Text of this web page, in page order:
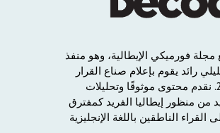
مجلة فورميكي الإيطالية، وهو منفذ
رائد يقوم بإعلام صناع القرار
نقدم محتوى موثوقًا وتحليلات
من منظور إيطاليا الفريد كمفترق
القراء الناطقين باللغة الإنجليزية